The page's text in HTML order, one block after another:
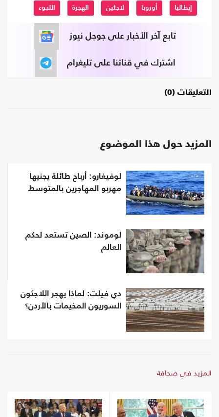
إيطاليا أوروبا لاجئين الهجرة اللجوء
تابع آخر الأخبار على جوجل نيوز
اشترك في قناتنا على تليغرام
التعليقات (0)
المزيد حول هذا الموضوع
لوفيغارو: أرباح طائلة يجنيها
مهربو المهاجرين بالمتوسط
لوموند: الصين تستعد لحكم
العالم
دي فيلت: لماذا يهجر اللاجئون
السوريون المخيمات بالأردن؟
المزيد في صحافة